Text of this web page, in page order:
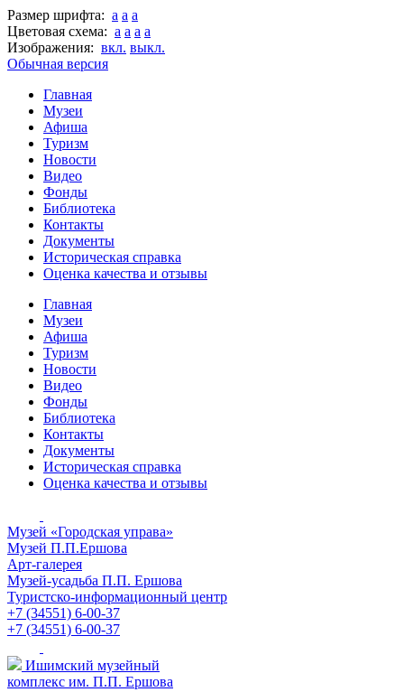
Размер шрифта: a a a
Цветовая схема: a a a a
Изображения: вкл. выкл.
Обычная версия
Главная
Музеи
Афиша
Туризм
Новости
Видео
Фонды
Библиотека
Контакты
Документы
Историческая справка
Оценка качества и отзывы
Главная
Музеи
Афиша
Туризм
Новости
Видео
Фонды
Библиотека
Контакты
Документы
Историческая справка
Оценка качества и отзывы
Музей «Городская управа»
Музей П.П.Ершова
Арт-галерея
Музей-усадьба П.П. Ершова
Туристско-информационный центр
+7 (34551) 6-00-37
+7 (34551) 6-00-37
Ишимский музейный
комплекс им. П.П. Ершова